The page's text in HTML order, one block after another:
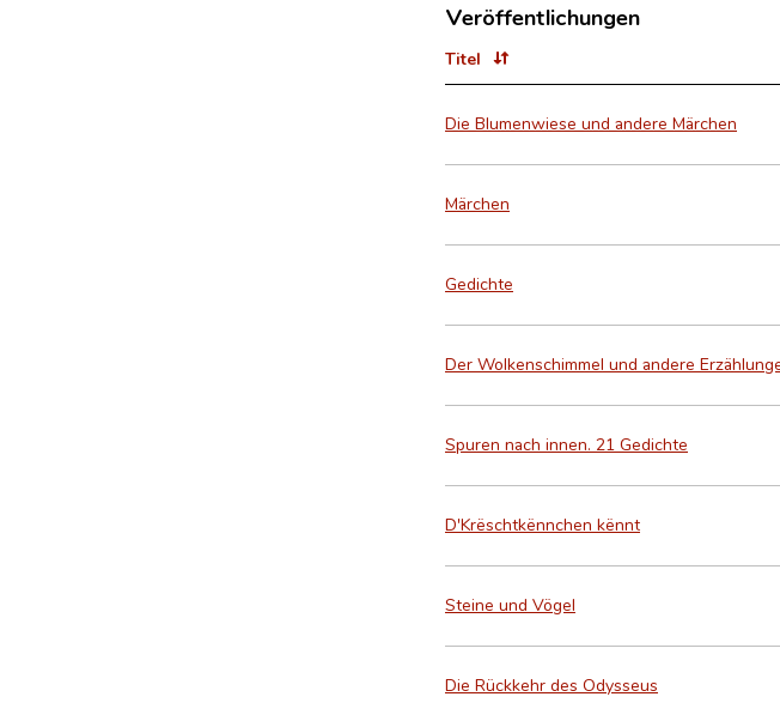
Veröffentlichungen
Titel
Die Blumenwiese und andere Märchen
Märchen
Gedichte
Der Wolkenschimmel und andere
Spuren nach innen. 21 Gedichte
D'Krëschtkënnchen kënnt
Steine und Vögel
Die Rückkehr des Odysseus